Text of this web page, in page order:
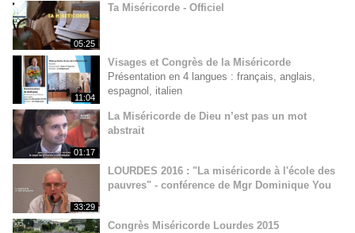
05:25
Ta Miséricorde - Officiel
11:04
Visages et Congrès de la Miséricorde
Présentation en 4 langues : français, anglais,
espagnol, italien
01:17
La Miséricorde de Dieu n’est pas un mot
abstrait
33:29
LOURDES 2016 : "La miséricorde à l'école des
pauvres" - conférence de Mgr Dominique You
Congrès Miséricorde Lourdes 2015